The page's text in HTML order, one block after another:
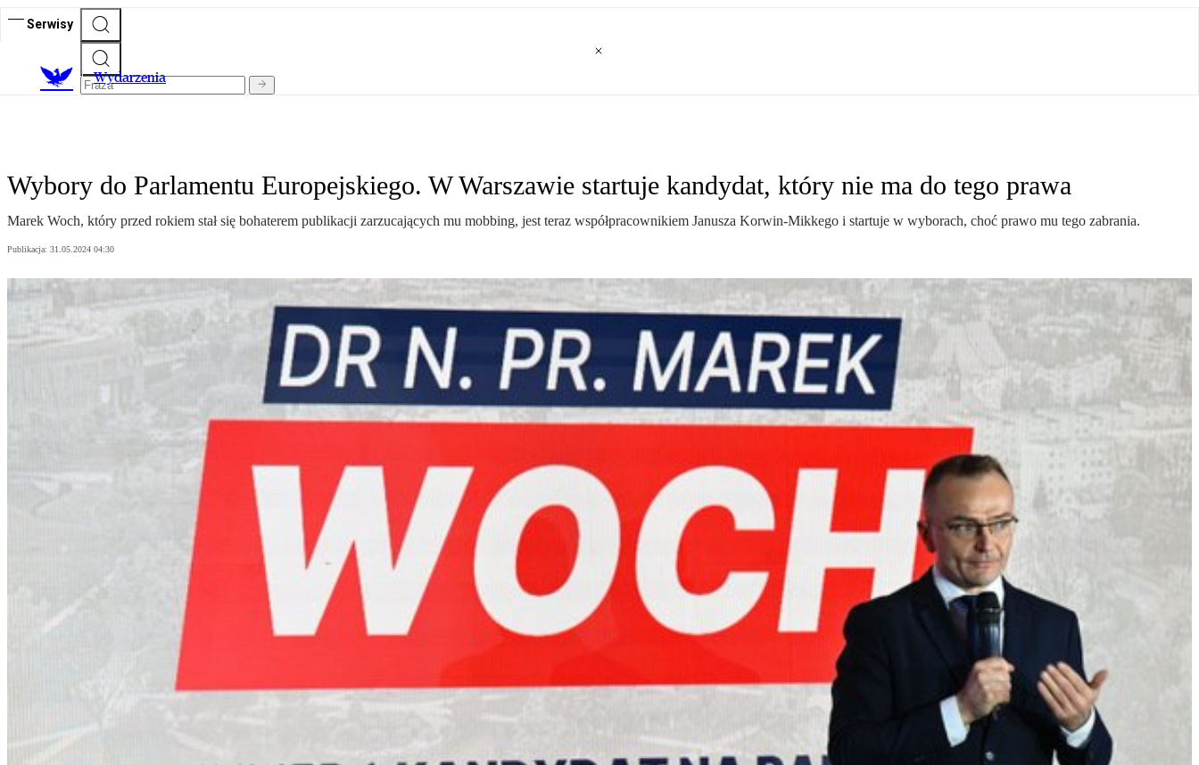
Serwisy
Wydarzenia
Wybory do Parlamentu Europejskiego. W Warszawie startuje kandydat, który nie ma do tego prawa
Marek Woch, który przed rokiem stał się bohaterem publikacji zarzucających mu mobbing, jest teraz współpracownikiem Janusza Korwin-Mikkego i startuje w wyborach, choć prawo mu tego zabrania.
Publikacja: 31.05.2024 04:30